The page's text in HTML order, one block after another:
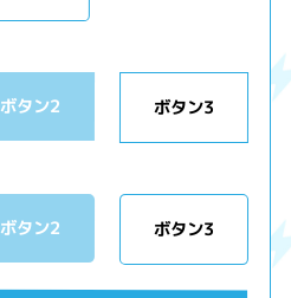
ボタン2 ボタン3
ボタン2 ボタン3